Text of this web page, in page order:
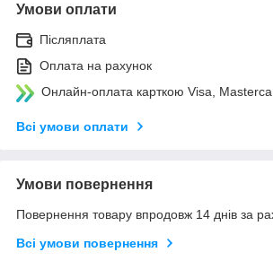
Умови оплати
Післяплата
Оплата на рахунок
Онлайн-оплата карткою Visa,
Всі умови оплати
Умови повернення
Повернення товару впродовж 14 днів за
Всі умови повернення